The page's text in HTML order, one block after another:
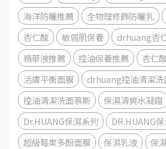
海洋防曬推薦
全物理修飾防曬乳
杏仁酸
敏弱肌保養
drhuang杏
精華液推薦
控油保養推薦
杏仁
活膚平衡面膜
drhuang控油清潔洗
控油清潔洗面慕斯
保濕清爽水凝霜
Dr.HUANG保濕系列
DR.HUANG
超級莓果多酚面膜
保濕乳液
保